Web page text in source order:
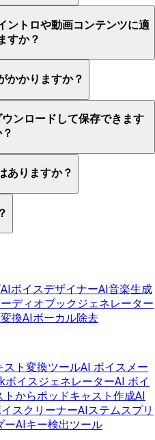
ントロや動画コンテンツに適
すか？
かかりますか？
ンロードして保存できます
ありますか？
AIボイスデザイナーAI音楽生成
ディオブックジェネレーター
換AIボーカル除去
スト変換ツールAI ボイスメー
ボイスジェネレーターAI ボイ
トからポッドキャスト作成AI
スクリーナーAIステムスプリ
ーAIキー検出ツール